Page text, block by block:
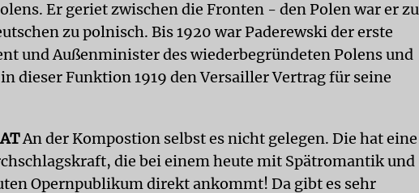
Er geriet zwischen die Fronten - den Polen war er zu
zu polnisch. Bis 1920 war Paderewski der erste
und Außenminister des wiederbegründeten Polens und
dieser Funktion 1919 den Versailler Vertrag für seine
An der Kompostion selbst es nicht gelegen. Die hat eine
die bei einem heute mit Spätromantik und
Opernpublikum direkt ankommt! Da gibt es sehr